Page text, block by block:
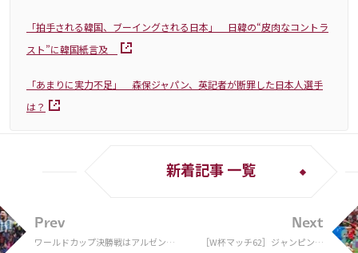
「拍手される韓国、ブーイングされる日本」 日韓の“皮肉なコントラ
スト”に韓国紙言及
「あまりに実力不足」 森保ジャパン、英記者が断罪した日本人選手
は？
Prev
ワールドカップ決勝戦はアルゼンチ
新着記事 一覧
Next
［W杯マッチ62］ジャンピング